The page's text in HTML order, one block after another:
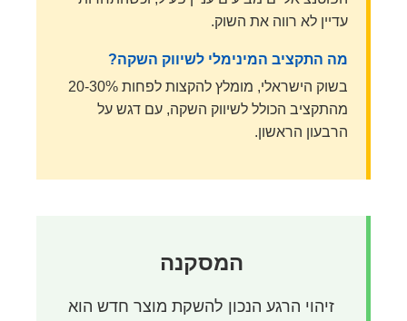
עדיין לא רווה את השוק.
מה התקציב המינימלי לשיווק השקה?
בשוק הישראלי, מומלץ להקצות לפחות 20-30%
מהתקציב הכולל לשיווק השקה, עם דגש על
הרבעון הראשון.
המסקנה
זיהוי הרגע הנכון להשקת מוצר חדש הוא